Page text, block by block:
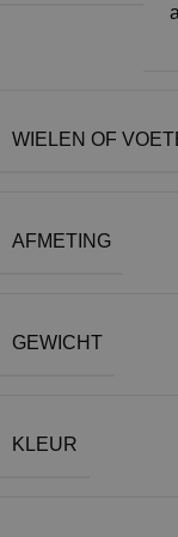
WIELEN OF
AFMETING
GEWICHT
KLEUR